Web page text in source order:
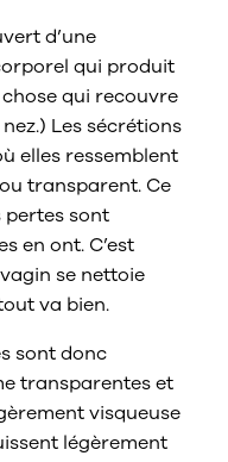
d’une
qui produit
chose qui recouvre
Les sécrétions
elles ressemblent
transparent. Ce
pertes sont
en ont. C’est
se nettoie
va bien.
sont donc
transparentes et
visqueuse
légèrement